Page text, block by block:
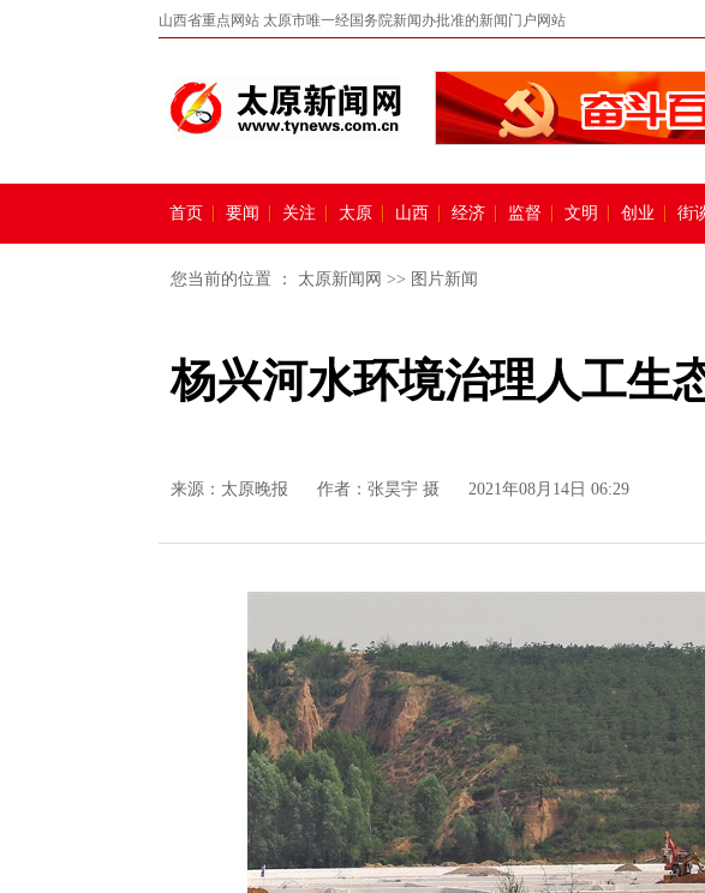
山西省重点网站 太原市唯一经国务院新闻办批准的新闻门户网站
首页 要闻 关注 太原 山西 经济 监督 文明 创业 街
您当前的位置 ： 太原新闻网 >> 图片新闻
杨兴河水环境治理人工生
来源： 太原晚报 作者：张昊宇 摄 2021年08月14日 06:29